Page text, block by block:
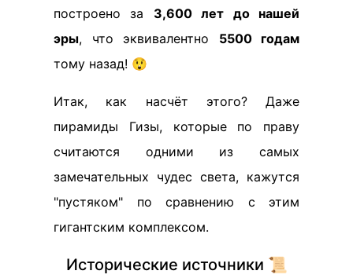
построено за 3,600 лет до нашей
эры, что эквивалентно 5500 годам
тому назад! 😲
Итак, как насчёт этого? Даже
пирамиды Гизы, которые по праву
считаются одними из самых
замечательных чудес света, кажутся
"пустяком" по сравнению с этим
гигантским комплексом.
Исторические источники 📜